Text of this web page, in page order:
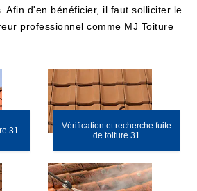
Afin d'en bénéficier, il faut solliciter le
professionnel comme MJ Toiture
31
Vérification et recherche fuite
de toiture 31